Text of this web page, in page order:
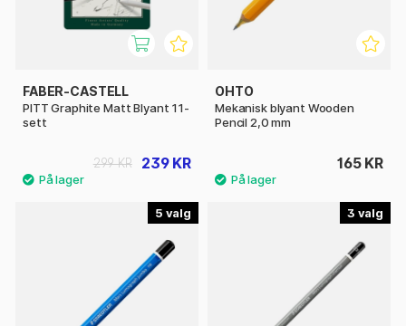
FABER-CASTELL
PITT Graphite Matt Blyant 11-
sett
239 KR
299 KR
OHTO
Mekanisk blyant Wooden
Pencil 2,0 mm
165 KR
5 3